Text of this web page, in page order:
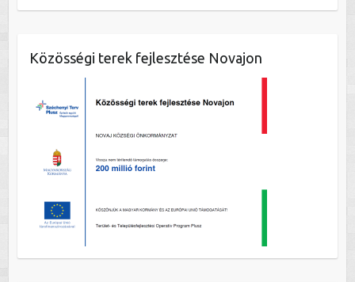
Közösségi terek fejlesztése Novajon